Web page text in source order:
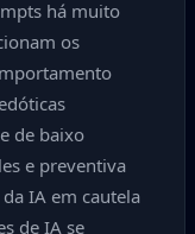
há muito
os
de baixo
e preventiva
IA em cautela
de IA se